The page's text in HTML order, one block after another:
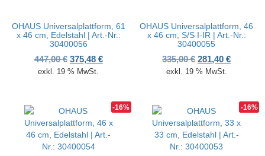
OHAUS Universalplattform, 61
x 46 cm, Edelstahl | Art.-Nr.:
30400056
447,00€ Ursprünglicher Preis war: 447,00 €
375,48 €Aktueller Preis ist: 375,48 €.
exkl. 19 % MwSt.
OHAUS Universalplattform, 46
x 46 cm, S/S I-IR | Art.-Nr.:
30400055
335,00€ Ursprünglicher
281,40€
exkl. 19 % MwSt.
-16% -16%